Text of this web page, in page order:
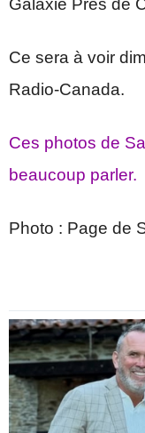
Galaxie Près de
Ce sera à voir
Radio-Canada.
Ces photos de
beaucoup parler.
Photo : Page de